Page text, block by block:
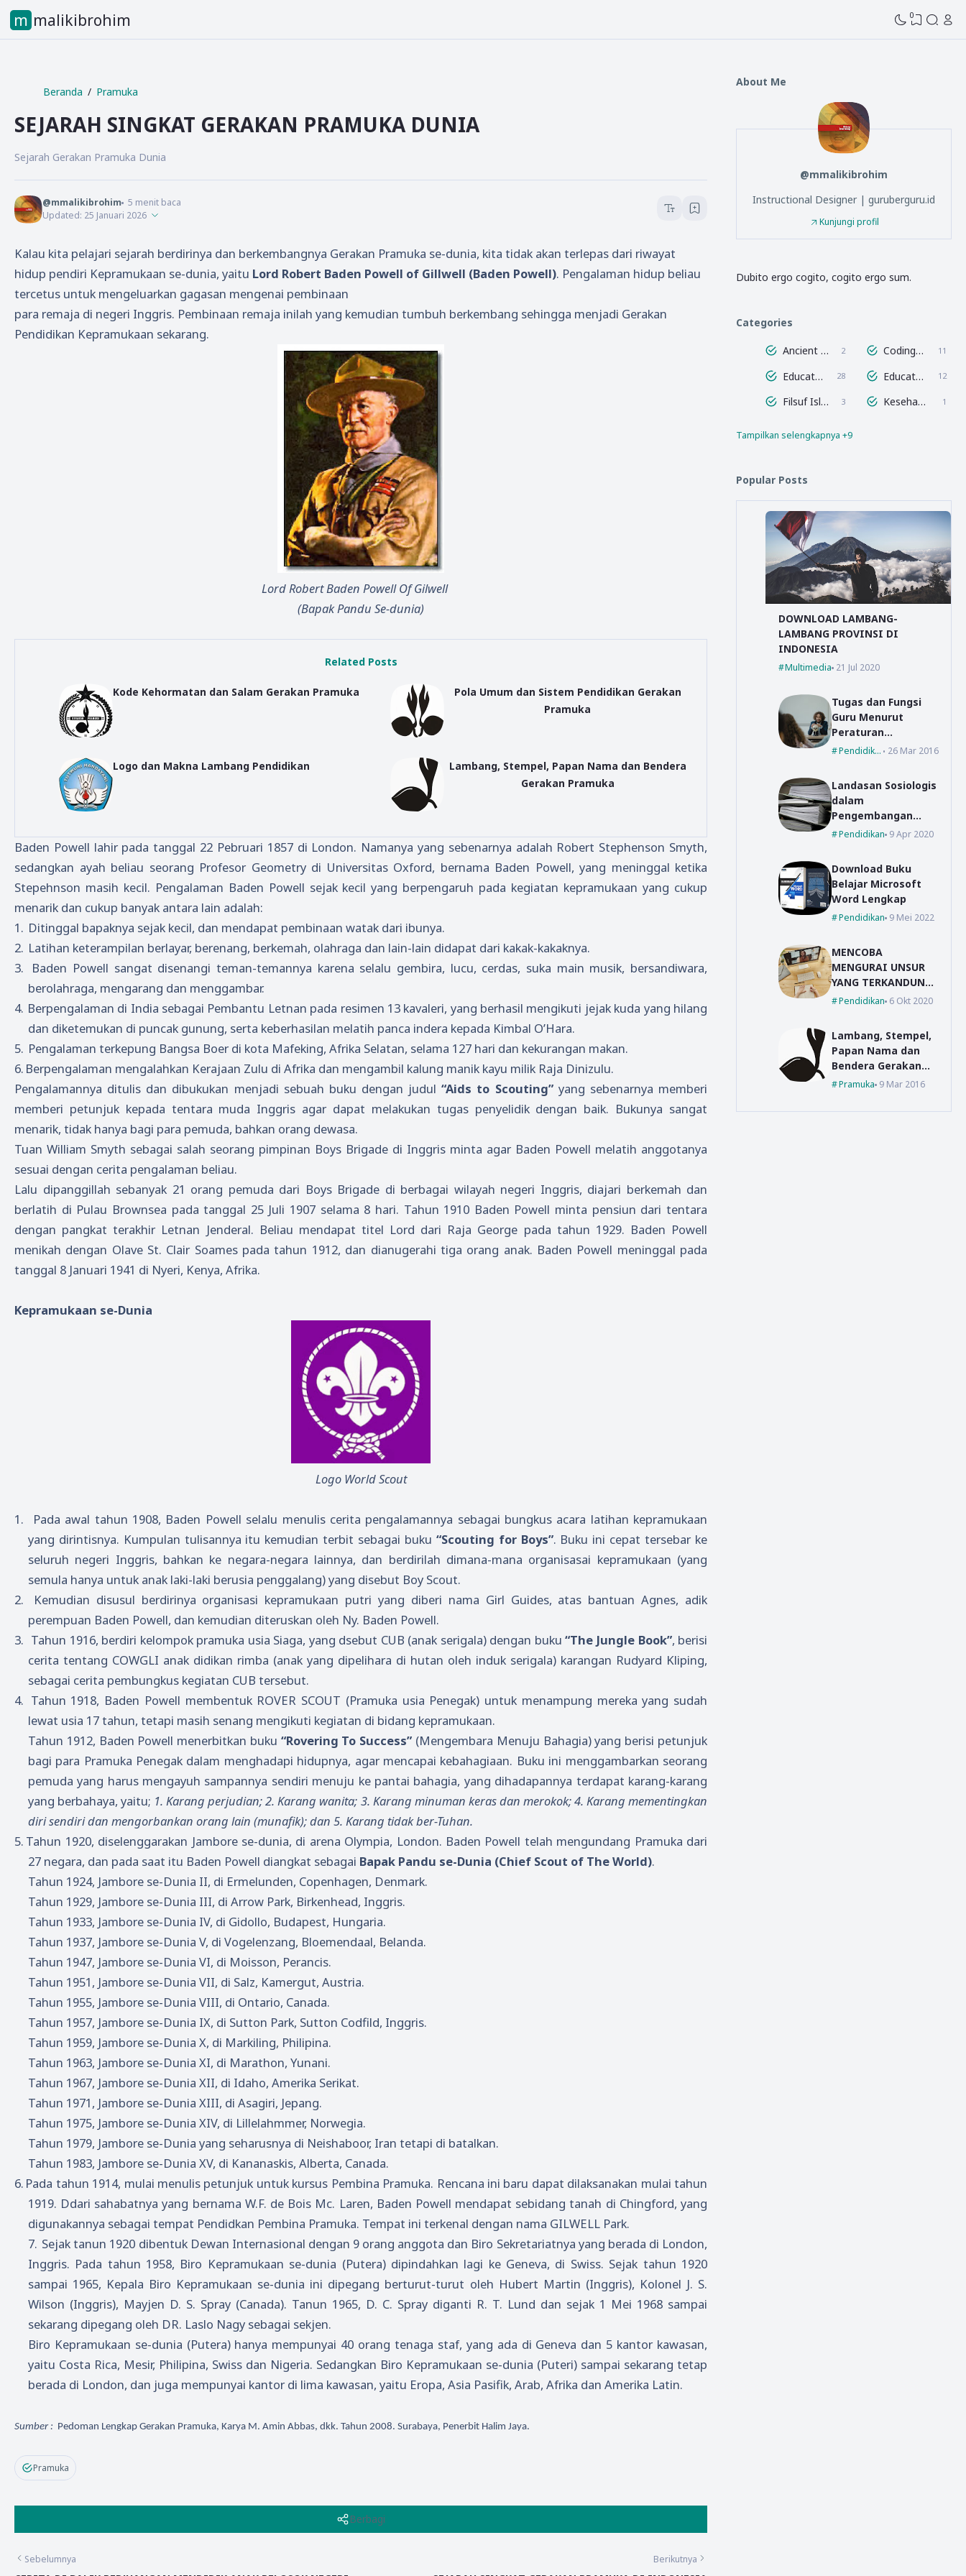
mmalikibrohim 0
Beranda Pramuka
SEJARAH SINGKAT GERAKAN PRAMUKA DUNIA
Sejarah Gerakan Pramuka Dunia
@mmalikibrohim 5 menit baca
Updated: 25 Januari 2026
Kalau kita pelajari sejarah berdirinya dan berkembangnya Gerakan Pramuka se-dunia, kita tidak akan terlepas dari riwayat
hidup pendiri Kepramukaan se-dunia, yaitu Lord Robert Baden Powell of Gillwell (Baden Powell). Pengalaman hidup beliau
tercetus untuk mengeluarkan gagasan mengenai pembinaan
para remaja di negeri Inggris. Pembinaan remaja inilah yang kemudian tumbuh berkembang sehingga menjadi Gerakan
Pendidikan Kepramukaan sekarang.
Lord Robert Baden Powell Of Gilwell
(Bapak Pandu Se-dunia)
Related Posts
Kode Kehormatan dan Salam Gerakan Pramuka
Pola Umum dan Sistem Pendidikan Gerakan
Pramuka
Logo dan Makna Lambang Pendidikan
Lambang, Stempel, Papan Nama dan Bendera
Gerakan Pramuka
Baden Powell lahir pada tanggal 22 Pebruari 1857 di London. Namanya yang sebenarnya adalah Robert Stephenson Smyth,
sedangkan ayah beliau seorang Profesor Geometry di Universitas Oxford, bernama Baden Powell, yang meninggal ketika
Stepehnson masih kecil. Pengalaman Baden Powell sejak kecil yang berpengaruh pada kegiatan kepramukaan yang cukup
menarik dan cukup banyak antara lain adalah:
1. Ditinggal bapaknya sejak kecil, dan mendapat pembinaan watak dari ibunya.
2. Latihan keterampilan berlayar, berenang, berkemah, olahraga dan lain-lain didapat dari kakak-kakaknya.
3.
Baden Powell sangat disenangi teman-temannya karena selalu gembira, lucu, cerdas, suka main musik, bersandiwara,
berolahraga, mengarang dan menggambar.
4. Berpengalaman di India sebagai Pembantu Letnan pada resimen 13 kavaleri, yang berhasil mengikuti jejak kuda yang hilang
dan diketemukan di puncak gunung, serta keberhasilan melatih panca indera kepada Kimbal O’Hara.
5. Pengalaman terkepung Bangsa Boer di kota Mafeking, Afrika Selatan, selama 127 hari dan kekurangan makan.
6. Berpengalaman mengalahkan Kerajaan Zulu di Afrika dan mengambil kalung manik kayu milik Raja Dinizulu.
Pengalamannya ditulis dan dibukukan menjadi sebuah buku dengan judul“Aids to Scouting” yang sebenarnya memberi
memberi petunjuk kepada tentara muda Inggris agar dapat melakukan tugas penyelidik dengan baik. Bukunya sangat
menarik, tidak hanya bagi para pemuda, bahkan orang dewasa.
Tuan William Smyth sebagai salah seorang pimpinan Boys Brigade di Inggris minta agar Baden Powell melatih anggotanya
sesuai dengan cerita pengalaman beliau.
Lalu dipanggillah sebanyak 21 orang pemuda dari Boys Brigade di berbagai wilayah negeri Inggris, diajari berkemah dan
berlatih di Pulau Brownsea pada tanggal 25 Juli 1907 selama 8 hari. Tahun 1910 Baden Powell minta pensiun dari tentara
dengan pangkat terakhir Letnan Jenderal. Beliau mendapat titel Lord dari Raja George pada tahun 1929. Baden Powell
menikah dengan Olave St. Clair Soames pada tahun 1912, dan dianugerahi tiga orang anak. Baden Powell meninggal pada
tanggal 8 Januari 1941 di Nyeri, Kenya, Afrika.
Kepramukaan se-Dunia
Logo World Scout
1.
Pada awal tahun 1908, Baden Powell selalu menulis cerita pengalamannya sebagai bungkus acara latihan kepramukaan
yang dirintisnya. Kumpulan tulisannya itu kemudian terbit sebagai buku “Scouting for Boys”. Buku ini cepat tersebar ke
seluruh negeri Inggris, bahkan ke negara-negara lainnya, dan berdirilah dimana-mana organisasai kepramukaan (yang
semula hanya untuk anak laki-laki berusia penggalang) yang disebut Boy Scout.
2.
Kemudian disusul berdirinya organisasi kepramukaan putri yang diberi nama Girl Guides, atas bantuan Agnes, adik
perempuan Baden Powell, dan kemudian diteruskan oleh Ny. Baden Powell.
3. Tahun 1916, berdiri kelompok pramuka usia Siaga, yang dsebut CUB (anak serigala) dengan buku“The Jungle Book”, berisi
cerita tentang COWGLI anak didikan rimba (anak yang dipelihara di hutan oleh induk serigala) karangan Rudyard Kliping,
sebagai cerita pembungkus kegiatan CUB tersebut.
4. Tahun 1918, Baden Powell membentuk ROVER SCOUT (Pramuka usia Penegak) untuk menampung mereka yang sudah
lewat usia 17 tahun, tetapi masih senang mengikuti kegiatan di bidang kepramukaan.
Tahun 1912, Baden Powell menerbitkan buku “Rovering To Success” (Mengembara Menuju Bahagia) yang berisi petunjuk
bagi para Pramuka Penegak dalam menghadapi hidupnya, agar mencapai kebahagiaan. Buku ini menggambarkan seorang
pemuda yang harus mengayuh sampannya sendiri menuju ke pantai bahagia, yang dihadapannya terdapat karang-karang
yang berbahaya, yaitu; 1. Karang perjudian; 2. Karang wanita; 3. Karang minuman keras dan merokok; 4. Karang mementingkan
diri sendiri dan mengorbankan orang lain (munafik); dan 5. Karang tidak ber-Tuhan.
5. Tahun 1920, diselenggarakan Jambore se-dunia, di arena Olympia, London. Baden Powell telah mengundang Pramuka dari
27 negara, dan pada saat itu Baden Powell diangkat sebagai Bapak Pandu se-Dunia (Chief Scout of The World).
Tahun 1924, Jambore se-Dunia II, di Ermelunden, Copenhagen, Denmark.
Tahun 1929, Jambore se-Dunia III, di Arrow Park, Birkenhead, Inggris.
Tahun 1933, Jambore se-Dunia IV, di Gidollo, Budapest, Hungaria.
Tahun 1937, Jambore se-Dunia V, di Vogelenzang, Bloemendaal, Belanda.
Tahun 1947, Jambore se-Dunia VI, di Moisson, Perancis.
Tahun 1951, Jambore se-Dunia VII, di Salz, Kamergut, Austria.
Tahun 1955, Jambore se-Dunia VIII, di Ontario, Canada.
Tahun 1957, Jambore se-Dunia IX, di Sutton Park, Sutton Codfild, Inggris.
Tahun 1959, Jambore se-Dunia X, di Markiling, Philipina.
Tahun 1963, Jambore se-Dunia XI, di Marathon, Yunani.
Tahun 1967, Jambore se-Dunia XII, di Idaho, Amerika Serikat.
Tahun 1971, Jambore se-Dunia XIII, di Asagiri, Jepang.
Tahun 1975, Jambore se-Dunia XIV, di Lillelahmmer, Norwegia.
Tahun 1979, Jambore se-Dunia yang seharusnya di Neishaboor, Iran tetapi di batalkan.
Tahun 1983, Jambore se-Dunia XV, di Kananaskis, Alberta, Canada.
6. Pada tahun 1914, mulai menulis petunjuk untuk kursus Pembina Pramuka. Rencana ini baru dapat dilaksanakan mulai tahun
1919. Ddari sahabatnya yang bernama W.F. de Bois Mc. Laren, Baden Powell mendapat sebidang tanah di Chingford, yang
digunakannya sebagai tempat Pendidkan Pembina Pramuka. Tempat ini terkenal dengan nama GILWELL Park.
7. Sejak tanun 1920 dibentuk Dewan Internasional dengan 9 orang anggota dan Biro Sekretariatnya yang berada di London,
Inggris. Pada tahun 1958, Biro Kepramukaan se-dunia (Putera) dipindahkan lagi ke Geneva, di Swiss. Sejak tahun 1920
sampai 1965, Kepala Biro Kepramukaan se-dunia ini dipegang berturut-turut oleh Hubert Martin (Inggris), Kolonel J. S.
Wilson (Inggris), Mayjen D. S. Spray (Canada). Tanun 1965, D. C. Spray diganti R. T. Lund dan sejak 1 Mei 1968 sampai
sekarang dipegang oleh DR. Laslo Nagy sebagai sekjen.
Biro Kepramukaan se-dunia (Putera) hanya mempunyai 40 orang tenaga staf, yang ada di Geneva dan 5 kantor kawasan,
yaitu Costa Rica, Mesir, Philipina, Swiss dan Nigeria. Sedangkan Biro Kepramukaan se-dunia (Puteri) sampai sekarang tetap
berada di London, dan juga mempunyai kantor di lima kawasan, yaitu Eropa, Asia Pasifik, Arab, Afrika dan Amerika Latin.
Sumber : Pedoman Lengkap Gerakan Pramuka, Karya M. Amin Abbas, dkk. Tahun 2008. Surabaya, Penerbit Halim Jaya.
Pramuka
Berbagi
Sebelumnya Berikutnya
About Me
@mmalikibrohim
Instructional Designer | guruberguru.id
Kunjungi profil
Dubito ergo cogito, cogito ergo sum.
Categories
Ancient Geek 2 Coding for Kids 11
Education Figure 28 Educational Theory Visualization 12
Filsuf Islam 3 Kesehatan dan Olahraga 1
Multimedia 6
Storyline 1 Teori Belajar 24
Uncategorized 5
Tampilkan selengkapnya +9
Popular Posts
DOWNLOAD LAMBANG-
LAMBANG PROVINSI DI
INDONESIA
Multimedia 21 Jul 2020
Tugas dan Fungsi
Guru Menurut
Peraturan
Perundang-
Pendidikan 26 Mar 2016
Landasan Sosiologis
dalam
Pengembangan
Kurikulum
Pendidikan 9 Apr 2020
Download Buku
Belajar Microsoft
Word Lengkap
Pendidikan 9 Mei 2022
MENCOBA
MENGURAI UNSUR
YANG TERKANDUNG
DALAM DEFINISI
MENURUT AECT
TAHUN 2004
Pendidikan 6 Okt 2020
Lambang, Stempel,
Papan Nama dan
Bendera Gerakan
Pramuka
Pramuka 9 Mar 2016